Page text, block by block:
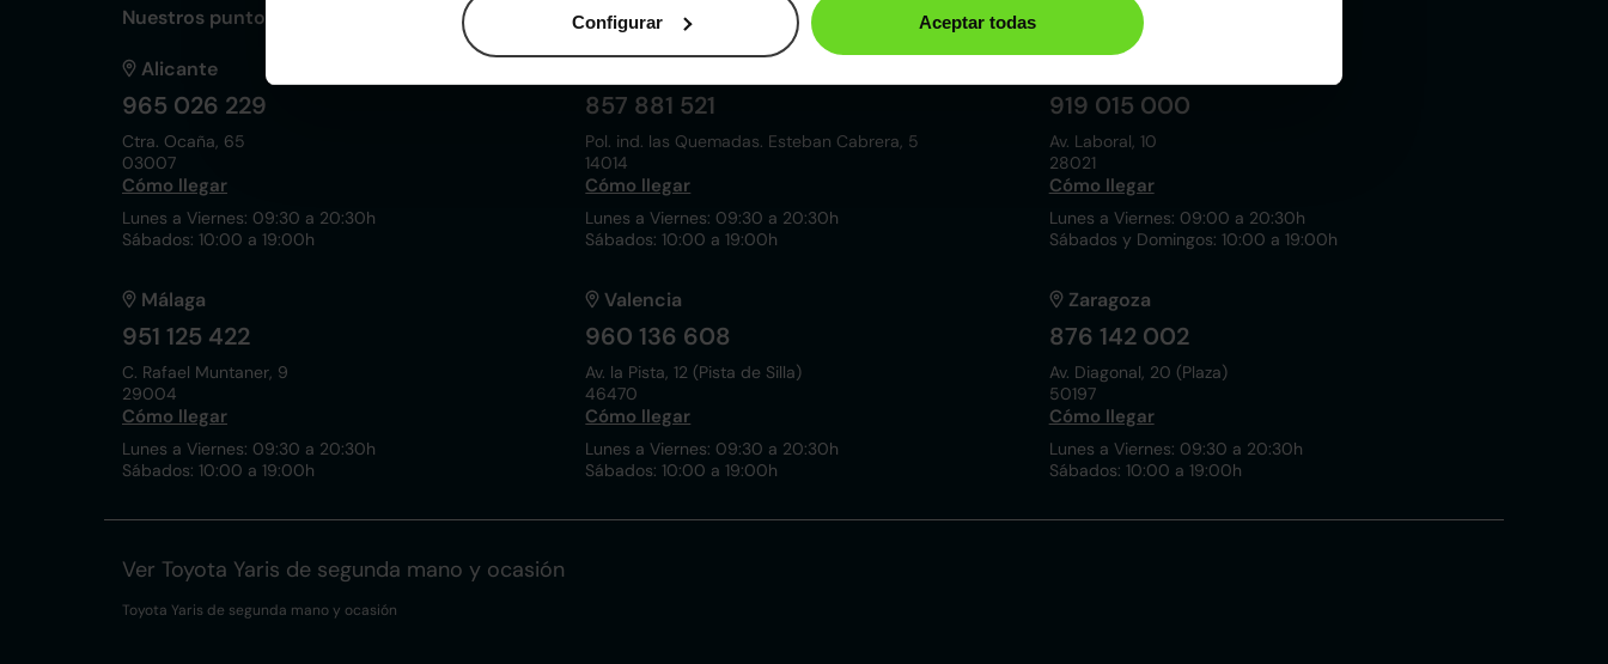
Configurar Aceptar todas
Nuestros puntos de venta Clicars:
Alicante
965 026 229
Ctra. Ocaña, 65
03007
Cómo llegar
Lunes a Viernes: 09:30 a 20:30h
Sábados: 10:00 a 19:00h
857 881 521
Pol. ind. las Quemadas. Esteban Cabrera, 5
14014
Cómo llegar
Lunes a Viernes: 09:30 a 20:30h
Sábados: 10:00 a 19:00h
919 015 000
Av. Laboral, 10
28021
Cómo llegar
Lunes a Viernes: 09:00 a 20:30h
Sábados y Domingos: 10:00 a 19:00h
Málaga
951 125 422
C. Rafael Muntaner, 9
29004
Cómo llegar
Lunes a Viernes: 09:30 a 20:30h
Sábados: 10:00 a 19:00h
Valencia
960 136 608
Av. la Pista, 12 (Pista de Silla)
46470
Cómo llegar
Lunes a Viernes: 09:30 a 20:30h
Sábados: 10:00 a 19:00h
Zaragoza
876 142 002
Av. Diagonal, 20 (Plaza)
50197
Cómo llegar
Lunes a Viernes: 09:30 a 20:30h
Sábados: 10:00 a 19:00h
Ver Toyota Yaris de segunda mano y ocasión
Toyota Yaris de segunda mano y ocasión